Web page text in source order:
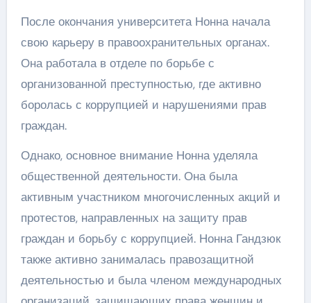
После окончания университета Нонна начала
свою карьеру в правоохранительных органах.
Она работала в отделе по борьбе с
организованной преступностью, где активно
боролась с коррупцией и нарушениями прав
граждан.
Однако, основное внимание Нонна уделяла
общественной деятельности. Она была
активным участником многочисленных акций и
протестов, направленных на защиту прав
граждан и борьбу с коррупцией. Нонна Гандзюк
также активно занималась правозащитной
деятельностью и была членом международных